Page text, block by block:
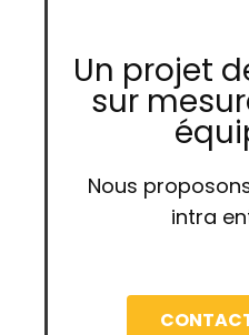
Un projet
sur
Nous
intra